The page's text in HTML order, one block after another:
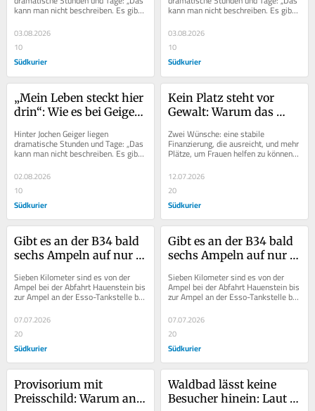
steckt hier drin“
kann man nicht beschreiben. Es gibt
nicht Schlimmeres, als wenn man da
steht und...
03.08.2026
10
Südkurier
kann man nicht beschreiben. Es gibt
nicht Schlimmeres, als wenn man da
steht und...
03.08.2026
10
Südkurier
„Mein Leben steckt hier
drin“: Wie es bei Geiger
weitergeht
Hinter Jochen Geiger liegen
dramatische Stunden und Tage: „Das
kann man nicht beschreiben. Es gibt
nicht Schlimmeres, als wenn man da
steht und...
02.08.2026
10
Südkurier
Kein Platz steht vor
Gewalt: Warum das
mehr Plätze braucht
Zwei Wünsche: eine stabile
Finanzierung, die ausreicht, und mehr
Plätze, um Frauen helfen zu können.
Ansonsten gilt für die drei Frauen:
„Wir...
12.07.2026
20
Südkurier
Gibt es an der B34 bald
sechs Ampeln auf nur
Sieben Kilometer sind es von der
Ampel bei der Abfahrt Hauenstein bis
zur Ampel an der Esso-Tankstelle bei
Dogern. Sieben Kilometer
Bundesstraße. Der...
07.07.2026
20
Südkurier
Gibt es an der B34 bald
sechs Ampeln auf nur
Sieben Kilometer sind es von der
Ampel bei der Abfahrt Hauenstein bis
zur Ampel an der Esso-Tankstelle bei
Dogern. Sieben Kilometer
Bundesstraße. Der...
07.07.2026
20
Südkurier
Provisorium mit
Preisschild: Warum an
Waldbad lässt keine
Besucher hinein: Laut